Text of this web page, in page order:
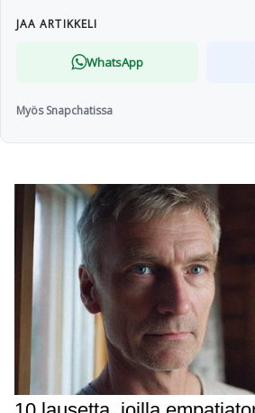
JAA ARTIKKELI
WhatsApp
Myös Snapchatissa